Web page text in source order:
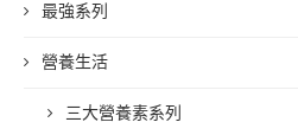
最強系列
營養生活
三大營養素系列